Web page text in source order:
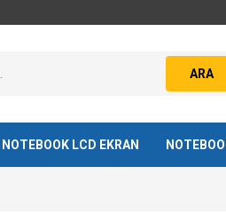
ARA
NOTEBOOK LCD EKRAN